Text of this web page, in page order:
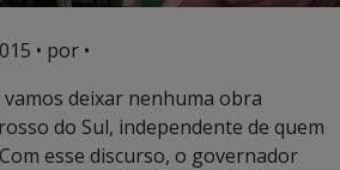
• por •
vamos deixar nenhuma obra
do Sul, independente de quem
esse discurso, o governador